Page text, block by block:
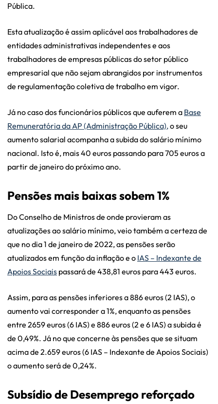
Pública.
Esta atualização é assim aplicável aos trabalhadores de
entidades administrativas independentes e aos
trabalhadores de empresas públicas do setor público
empresarial que não sejam abrangidos por instrumentos
de regulamentação coletiva de trabalho em vigor.
Já no caso dos funcionários públicos que auferem a Base
Remuneratória da AP (Administração Pública),o seu
aumento salarial acompanha a subida do salário mínimo
nacional. Isto é, mais 40 euros passando para 705 euros a
partir de janeiro do próximo ano.
Pensões mais baixas sobem 1%
Do Conselho de Ministros de onde provieram as
atualizações ao salário mínimo, veio também a certeza de
que no dia 1 de janeiro de 2022, as pensões serão
atualizados em função da inflação e o IAS – Indexante de
Apoios Sociais passará de 438,81 euros para 443 euros.
Assim, para as pensões inferiores a 886 euros (2 IAS), o
aumento vai corresponder a 1%, enquanto as pensões
entre 2659 euros (6 IAS) e 886 euros (2 e 6 IAS) a subida é
de 0,49%. Já no que concerne às pensões que se situam
acima de 2.659 euros (6 IAS – Indexante de Apoios Sociais)
o aumento será de 0,24%.
Subsídio de Desemprego reforçado